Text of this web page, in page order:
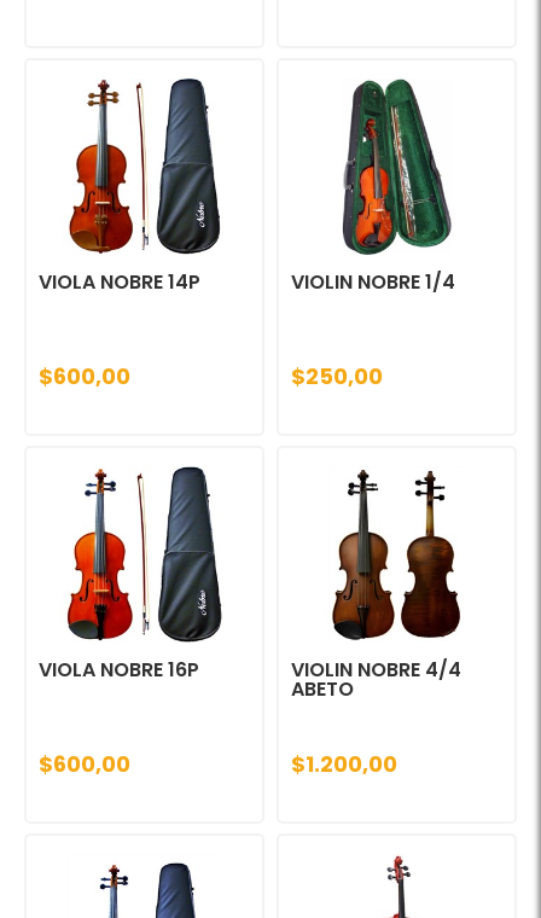
VIOLA NOBRE 14P
$600,00
VIOLIN NOBRE 1/4
$250,00
VIOLA NOBRE 16P
$600,00
VIOLIN NOBRE 4/4
ABETO
$1.200,00